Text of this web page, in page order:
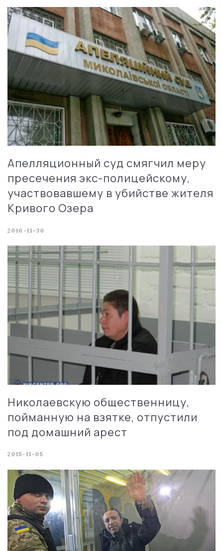
Апелляционный суд смягчил меру
пресечения экс-полицейскому,
участвовавшему в убийстве жителя
Кривого Озера
2016-11-30
Николаевскую общественницу,
пойманную на взятке, отпустили
под домашний арест
2015-11-05